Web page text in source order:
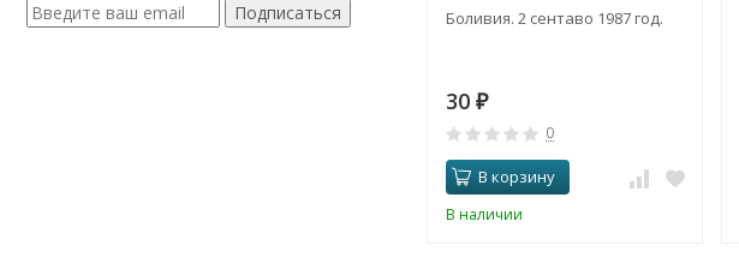
Боливия. 2 сентаво 1987 год.
30 ₽
0
В корзину
В наличии
Подписаться